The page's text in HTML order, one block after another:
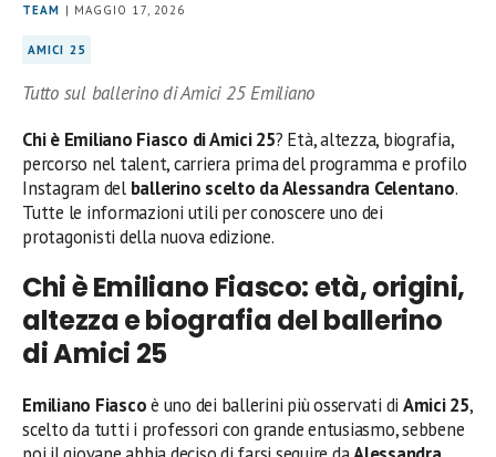
TEAM | MAGGIO 17, 2026
AMICI 25
Tutto sul ballerino di Amici 25 Emiliano
Chi è Emiliano Fiasco di Amici 25? Età, altezza, biografia,
percorso nel talent, carriera prima del programma e profilo
Instagram del ballerino scelto da Alessandra Celentano.
Tutte le informazioni utili per conoscere uno dei
protagonisti della nuova edizione.
Chi è Emiliano Fiasco: età, origini,
altezza e biografia del ballerino
di Amici 25
Emiliano Fiascoè uno dei ballerini più osservati di Amici 25,
scelto da tutti i professori con grande entusiasmo, sebbene